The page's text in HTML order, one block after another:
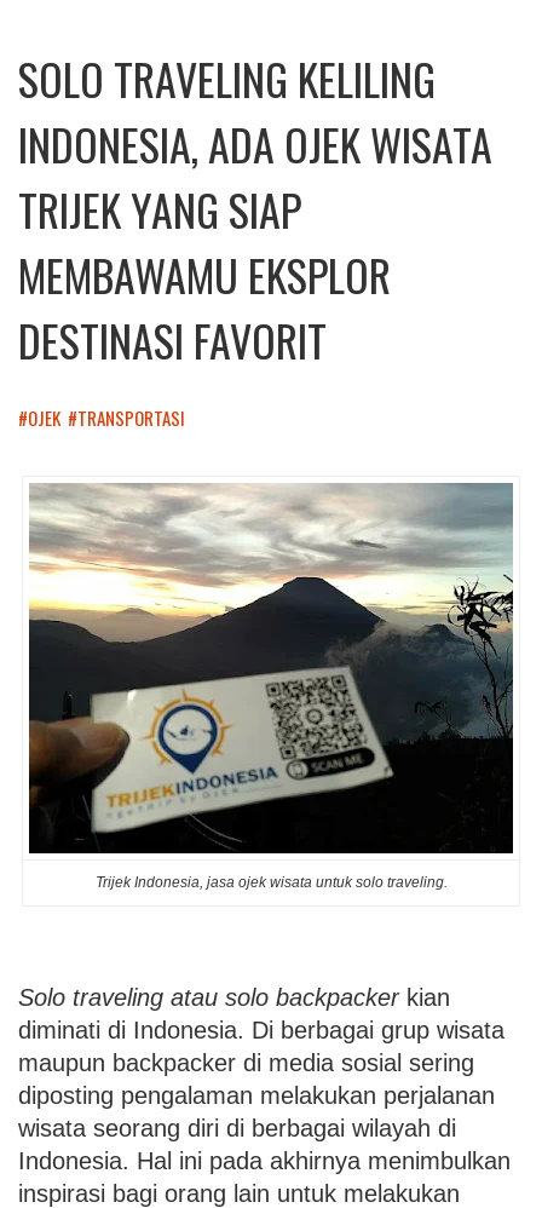
SOLO TRAVELING KELILING
INDONESIA, ADA OJEK WISATA
TRIJEK YANG SIAP
MEMBAWAMU EKSPLOR
DESTINASI FAVORIT
#OJEK #TRANSPORTASI
Trijek Indonesia, jasa ojek wisata untuk solo traveling.
Solo traveling atau solo backpackerkian
diminati di Indonesia. Di berbagai grup wisata
maupun backpacker di media sosial sering
diposting pengalaman melakukan perjalanan
wisata seorang diri di berbagai wilayah di
Indonesia. Hal ini pada akhirnya menimbulkan
inspirasi bagi orang lain untuk melakukan